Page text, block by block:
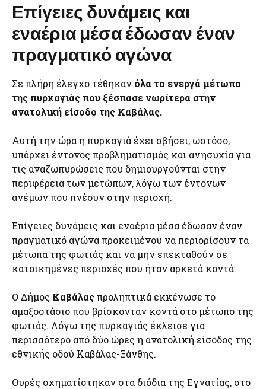
Επίγειες δυνάμεις και
εναέρια μέσα έδωσαν έναν
πραγματικό αγώνα
Σε πλήρη έλεγχο τέθηκαν όλα τα ενεργά μέτωπα
της πυρκαγιάς που ξέσπασε νωρίτερα στην
ανατολική είσοδο της Καβάλας.
Αυτή την ώρα η πυρκαγιά έχει σβήσει, ωστόσο,
υπάρχει έντονος προβληματισμός και ανησυχία για
τις αναζωπυρώσεις που δημιουργούνται στην
περιφέρεια των μετώπων, λόγω των έντονων
ανέμων που πνέουν στην περιοχή.
Επίγειες δυνάμεις και εναέρια μέσα έδωσαν έναν
πραγματικό αγώνα προκειμένου να περιορίσουν τα
μέτωπα της φωτιάς και να μην επεκταθούν σε
κατοικημένες περιοχές που ήταν αρκετά κοντά.
Ο Δήμος Καβάλας προληπτικά εκκένωσε το
αμαξοστάσιο που βρίσκονταν κοντά στο μέτωπο της
φωτιάς. Λόγω της πυρκαγιάς έκλεισε για
περισσότερο από δύο ώρες η ανατολική είσοδος της
εθνικής οδού Καβάλας-Ξάνθης.
Ουρές σχηματίστηκαν στα διόδια της Εγνατίας, στο